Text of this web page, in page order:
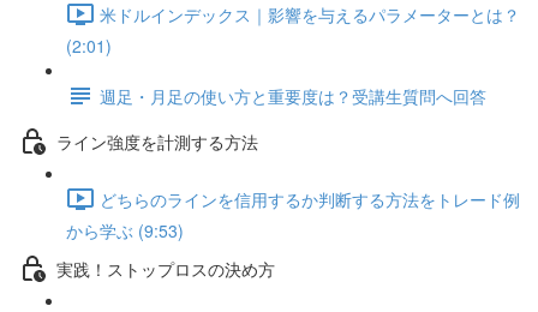
米ドルインデックス｜影響を与えるパラメーターとは？
(2:01)
週足・月足の使い方と重要度は？受講生質問へ回答
ライン強度を計測する方法
どちらのラインを信用するか判断する方法をトレード例
から学ぶ (9:53)
実践！ストップロスの決め方